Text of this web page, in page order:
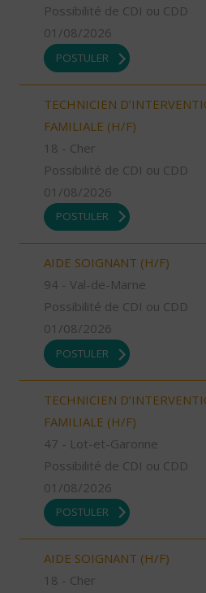
Possibilité de CDI ou CDD
01/08/2026
POSTULER
TECHNICIEN
FAMILIALE (H/F)
18 - Cher
Possibilité de CDI ou CDD
01/08/2026
POSTULER
AIDE SOIGNANT (H/F)
94 - Val-de-Marne
Possibilité de CDI ou CDD
01/08/2026
POSTULER
TECHNICIEN
FAMILIALE (H/F)
47 - Lot-et-Garonne
Possibilité de CDI ou CDD
01/08/2026
POSTULER
AIDE SOIGNANT (H/F)
18 - Cher